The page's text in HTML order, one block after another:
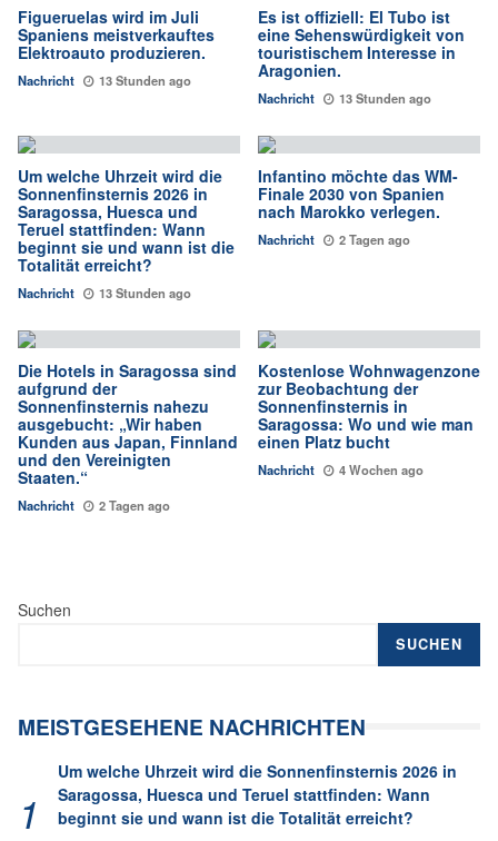
Figueruelas wird im Juli
Spaniens meistverkauftes
Elektroauto produzieren.
Nachricht 13 Stunden ago
Es ist offiziell: El Tubo ist
eine Sehenswürdigkeit von
touristischem Interesse in
Aragonien.
Nachricht 13 Stunden ago
Um welche Uhrzeit wird die
Sonnenfinsternis 2026 in
Saragossa, Huesca und
Teruel stattfinden: Wann
beginnt sie und wann ist die
Totalität erreicht?
Nachricht 13 Stunden ago
Infantino möchte das WM-
Finale 2030 von Spanien
nach Marokko verlegen.
Nachricht 2 Tagen ago
Die Hotels in Saragossa sind
aufgrund der
Sonnenfinsternis nahezu
ausgebucht: „Wir haben
Kunden aus Japan, Finnland
und den Vereinigten
Staaten.“
Nachricht 2 Tagen ago
Kostenlose Wohnwagenzone
zur Beobachtung der
Sonnenfinsternis in
Saragossa: Wo und wie man
einen Platz bucht
Nachricht 4 Wochen ago
Suchen
SUCHEN
MEISTGESEHENE NACHRICHTEN
Um welche Uhrzeit wird die Sonnenfinsternis 2026 in
Saragossa, Huesca und Teruel stattfinden: Wann
beginnt sie und wann ist die Totalität erreicht?